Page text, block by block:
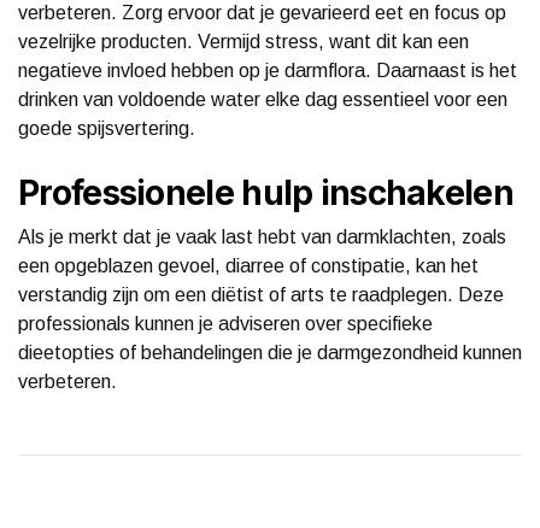
verbeteren. Zorg ervoor dat je gevarieerd eet en focus op
vezelrijke producten. Vermijd stress, want dit kan een
negatieve invloed hebben op je darmflora. Daarnaast is het
drinken van voldoende water elke dag essentieel voor een
goede spijsvertering.
Professionele hulp inschakelen
Als je merkt dat je vaak last hebt van darmklachten, zoals
een opgeblazen gevoel, diarree of constipatie, kan het
verstandig zijn om een diëtist of arts te raadplegen. Deze
professionals kunnen je adviseren over specifieke
dieetopties of behandelingen die je darmgezondheid kunnen
verbeteren.